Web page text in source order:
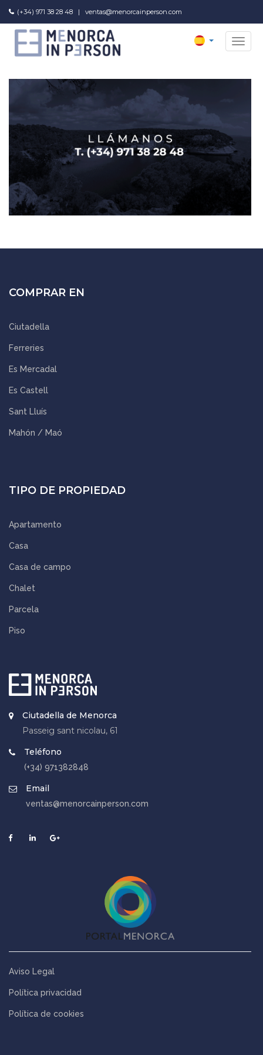
(+34) 971 38 28 48 | ventas@menorcainperson.com
COMPRAR EN
Ciutadella
Ferreries
Es Mercadal
Es Castell
Sant Lluís
Mahón / Maó
TIPO DE PROPIEDAD
Apartamento
Casa
Casa de campo
Chalet
Parcela
Piso
Ciutadella de Menorca
Passeig sant nicolau, 61
Teléfono
(+34) 971382848
Email
ventas@menorcainperson.com
Aviso Legal
Política privacidad
Política de cookies